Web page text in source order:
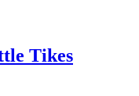
Tikes